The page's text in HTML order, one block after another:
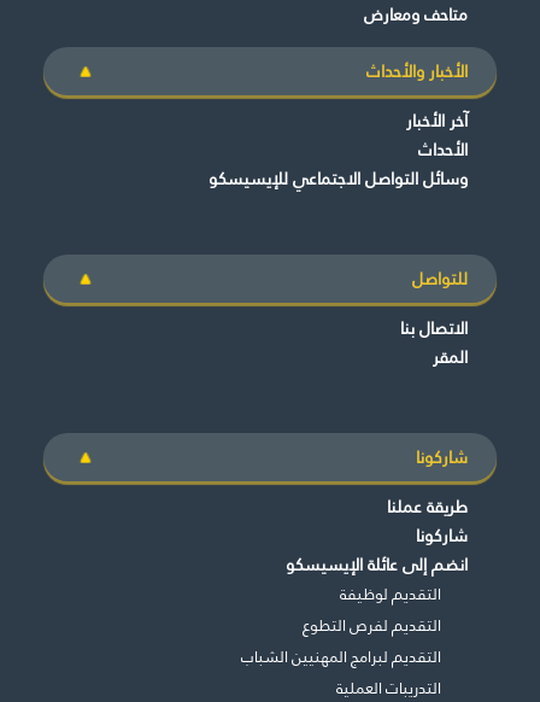
متاحف ومعارض
الأخبار والأحداث
آخر الأخبار
الأحداث
وسائل التواصل الاجتماعي للإيسيسكو
للتواصل
الاتصال بنا
المقر
شاركونا
طريقة عملنا
شاركونا
انضم إلى عائلة الإيسيسكو
التقديم لوظيفة
التقديم لفرص التطوع
التقديم لبرامج المهنيين الشباب
التدريبات العملية